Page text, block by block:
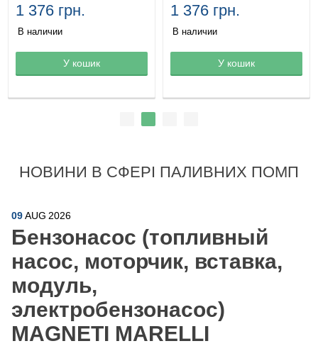
Товар в корзине
1 376 грн.
В наличии
У кошик Товар в корзине
1 376 грн.
В наличии
У кошик
НОВИНИ В СФЕРІ ПАЛИВНИХ ПОМП
09AUG 2026
Бензонасос (топливный
насос, моторчик, вставка,
модуль,
электробензонасос)
MAGNETI MARELLI